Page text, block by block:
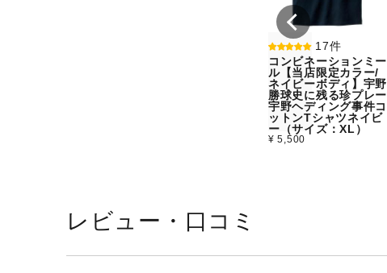
17件
コンビネーションミー
ル【当店限定カラー/
ネイビーボディ】宇野
勝球史に残る珍プレー
宇野ヘディング事件コ
ットンTシャツネイビ
ー（サイズ：XL）
¥ 5,500
レビュー・口コミ